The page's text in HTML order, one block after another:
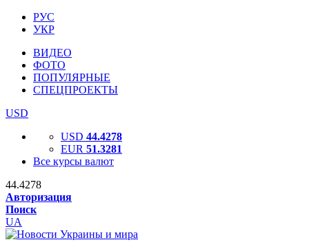
РУС
УКР
ВИДЕО
ФОТО
ПОПУЛЯРНЫЕ
СПЕЦПРОЕКТЫ
USD
USD 44.4278
EUR 51.3281
Все курсы валют
44.4278
Авторизация
Поиск
UA